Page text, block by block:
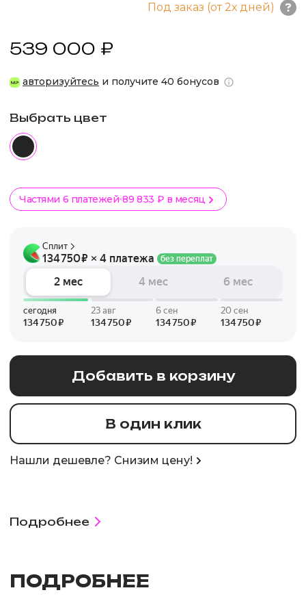
Под заказ (от 2х дней)
539 000 ₽
авторизуйтесь и получите 40 бонусов
Выбрать цвет
Частями 6 платежей 89 833 ₽ в месяц
Добавить в корзину
В один клик
Нашли дешевле? Снизим цену!
Подробнее
ПОДРОБНЕЕ